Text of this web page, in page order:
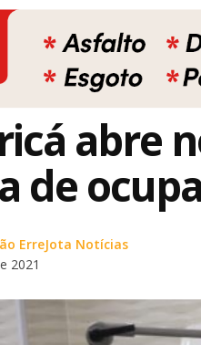
abre
de
ErreJota Notícias
2021